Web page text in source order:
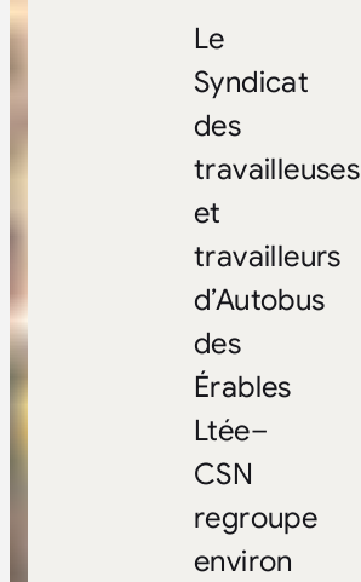
Le
Syndicat
des
travailleuses
et
travailleurs
d’Autobus
des
Érables
Ltée–
CSN
regroupe
environ